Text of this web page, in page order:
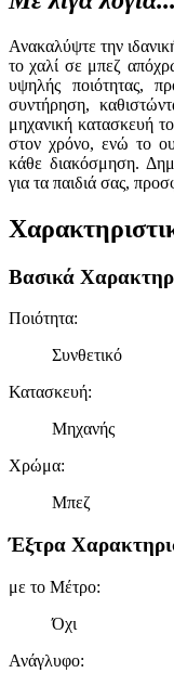
Ανακαλύψτε την
το χαλί σε μπεζ
υψηλής ποιότητας,
συντήρηση,
μηχανική κατασκευή
στον χρόνο, ενώ το
κάθε διακόσμηση.
για τα παιδιά σας,
Βασικά
Ποιότητα:
Συνθετικό
Κατασκευή:
Μηχανής
Χρώμα:
Μπεζ
Έξτρα
με το Μέτρο:
Όχι
Ανάγλυφο: